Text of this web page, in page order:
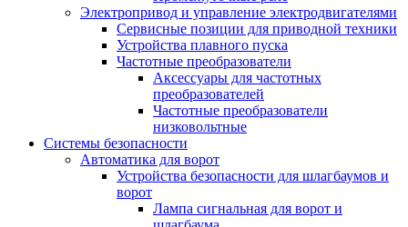
Электропривод и управление электродвигателями
Сервисные позиции для приводной техники
Устройства плавного пуска
Частотные преобразователи
Аксессуары для частотных
преобразователей
Частотные преобразователи
низковольтные
Системы безопасности
Автоматика для ворот
Устройства безопасности для шлагбаумов и
ворот
Лампа сигнальная для ворот и